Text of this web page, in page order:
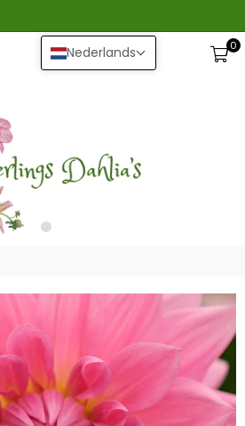
GEERLINGS
0
Nederlands